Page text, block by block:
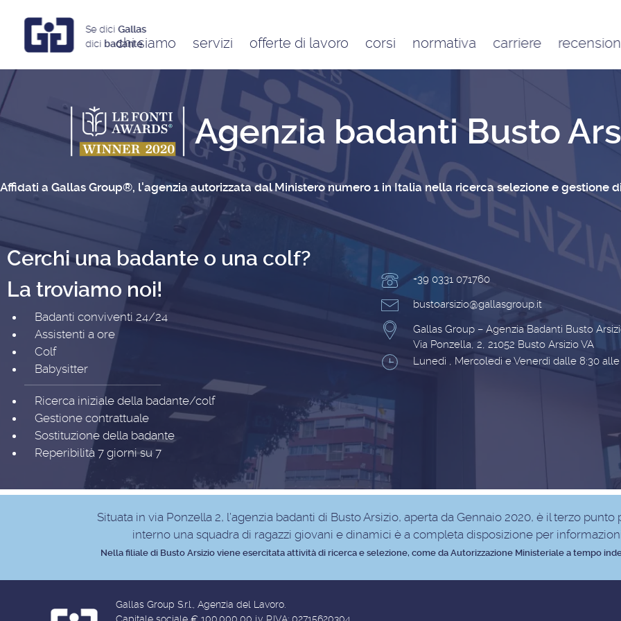
Se diciGallas
dici badante
chi siamo servizi
Assistenti a ore
Badanti
Colf
offerte di lavoro corsi normativa
Contratto di lavoro
domestico e inquadramento
Contributo FAP e altri
contributi per l’aiuto familiare
Costo delle badanti
conviventi e a ore
Sanzioni per chi assume una
badante o una colf in nero
carriere
Google
Agenzia badanti Busto
Affidati a Gallas Group®, l'agenzia autorizzata dal Ministero numero 1 in Italia nella ricerca selezione e gestione
Cerchi una badante o una colf?
La troviamo noi!
Badanti conviventi 24/24
Assistenti a ore
Colf
Babysitter
Ricerca iniziale della badante/colf
Gestione contrattuale
Sostituzione della badante
Reperibilità 7 giorni su 7
+39 0331 071760
bustoarsizio@gallasgroup.it
Gallas Group – Agenzia Badanti Busto
Via Ponzella, 2, 21052 Busto Arsizio VA
Lunedì , Mercoledì e Venerdì dalle 8:30 alle
Situata in via Ponzella 2, l’agenzia badanti di Busto Arsizio, aperta da Gennaio 2020, è il terzo
interno una squadra di ragazzi giovani e dinamici è a completa disposizione per
Nella filiale di Busto Arsizio viene esercitata attività di ricerca e selezione, come da Autorizzazione Ministeriale a tempo
Gallas Group S.r.l., Agenzia del Lavoro.